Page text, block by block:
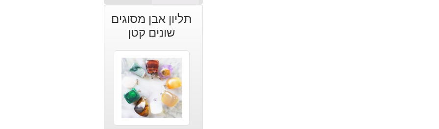
היה:
₪180.
הוא:
₪150.
תליון אבן מסוגים
שונים קטן